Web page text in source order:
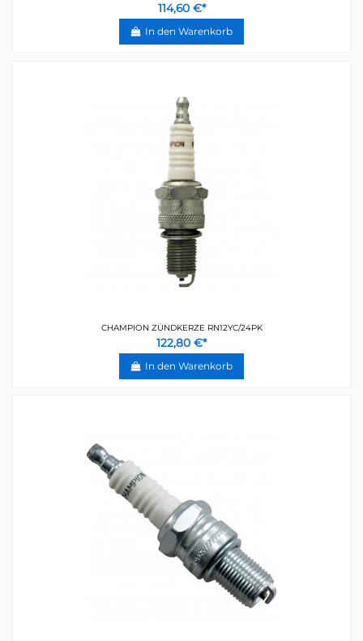
114,60 €*
In den Warenkorb
CHAMPION ZÜNDKERZE RN12YC/24PK
122,80 €*
In den Warenkorb